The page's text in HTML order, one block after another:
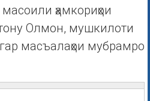
ҳамкориҳои
Олмон, мушкилоти
масъалаҳои мубрамро